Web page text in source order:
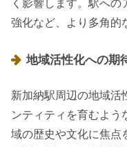
く影響します。駅へ
強化など、より多角的
地域活性化への期
新加納駅周辺の地域活
ンティティを育むよう
域の歴史や文化に焦点